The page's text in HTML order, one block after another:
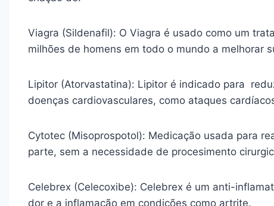
Viagra (Sildenafil): O Viagra é usado como um
milhões de homens em todo o mundo a melhorar
Lipitor (Atorvastatina): Lipitor é indicado para
doenças cardiovasculares, como ataques
Cytotec (Misoprospotol): Medicação usada para
parte, sem a necessidade de procesimento
Celebrex (Celecoxibe): Celebrex é um anti-
dor e a inflamação em condições como artrite.